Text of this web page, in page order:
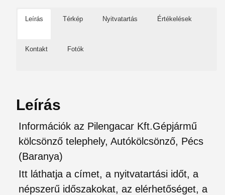
Leírás Térkép Nyitvatartás Értékelések
Kontakt Fotók
Leírás
Információk az Pilengacar Kft.Gépjármű
kölcsönző telephely, Autókölcsönző, Pécs
(Baranya)
Itt láthatja a címet, a nyitvatartási időt, a
népszerű időszakokat, az elérhetőséget, a